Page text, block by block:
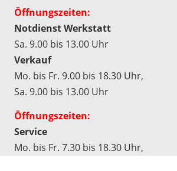
Öffnungszeiten:
Notdienst Werkstatt
Sa. 9.00 bis 13.00 Uhr
Verkauf
Mo. bis Fr. 9.00 bis 18.30 Uhr,
Sa. 9.00 bis 13.00 Uhr
Öffnungszeiten:
Service
Mo. bis Fr. 7.30 bis 18.30 Uhr,